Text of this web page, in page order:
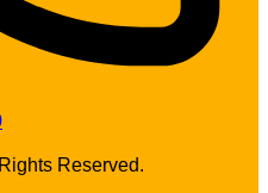
Reserved.